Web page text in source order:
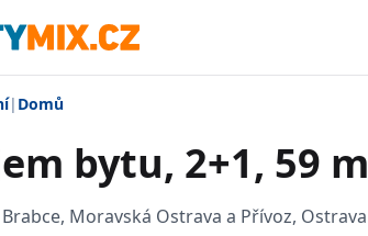
| Domů
bytu, 2+1, 59 m
Brabce, Moravská Ostrava a Přívoz, Ostrava